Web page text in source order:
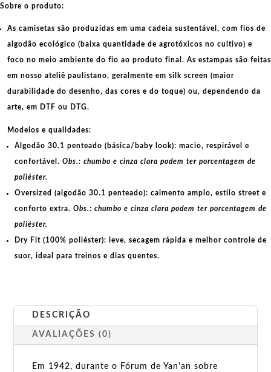
Sobre o produto:
As camisetas são produzidas em uma cadeia sustentável, com fios de
algodão ecológico (baixa quantidade de agrotóxicos no cultivo) e
foco no meio ambiente do fio ao produto final. As estampas são feitas
em nosso ateliê paulistano, geralmente em silk screen (maior
durabilidade do desenho, das cores e do toque) ou, dependendo da
arte, em DTF ou DTG.
Modelos e qualidades:
Algodão 30.1 penteado (básica/baby look): macio, respirável e
confortável. Obs.: chumbo e cinza clara podem ter porcentagem de
poliéster.
Oversized (algodão 30.1 penteado): caimento amplo, estilo street e
conforto extra. Obs.: chumbo e cinza clara podem ter porcentagem de
poliéster.
Dry Fit (100% poliéster): leve, secagem rápida e melhor controle de
suor, ideal para treinos e dias quentes.
DESCRIÇÃO
AVALIAÇÕES (0)
Em 1942, durante o Fórum de Yan'an sobre